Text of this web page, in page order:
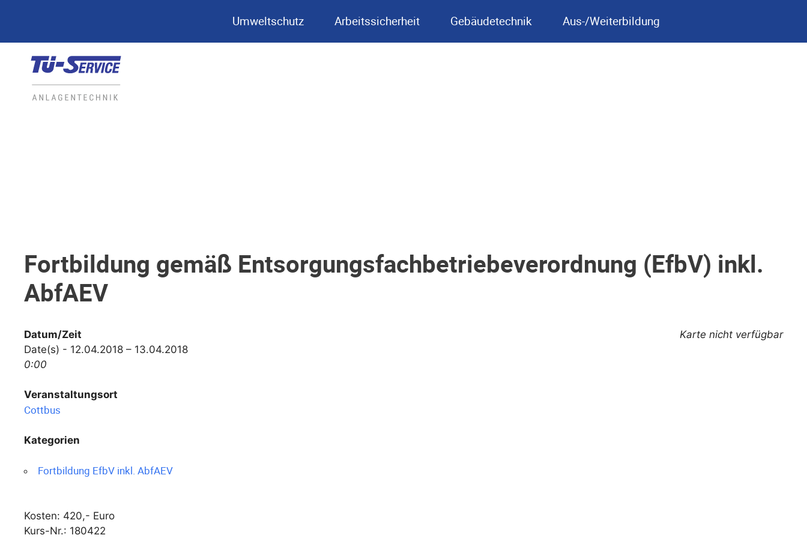
Umweltschutz Arbeitssicherheit Gebäudetechnik Aus-/Weiterbildung
Fortbildung gemäß Entsorgungsfachbetriebeverordnung (EfbV) inkl.
AbfAEV
Karte nicht verfügbar
Datum/Zeit
Date(s) - 12.04.2018 – 13.04.2018
0:00
Veranstaltungsort
Cottbus
Kategorien
Fortbildung EfbV inkl. AbfAEV
Kosten: 420,- Euro
Kurs-Nr.: 180422